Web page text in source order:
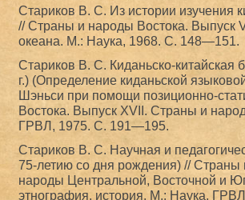
Стариков В. С. Из истории изучения
// Страны и народы Востока. Выпуск
океана. М.: Наука, 1968. С. 148—151.
Стариков В. С. Киданьско-китайская
г.) (Определение киданьской
Шэньси при помощи позиционно-
Востока. Выпуск XVII. Страны и
ГРВЛ, 1975. С. 191—195.
Стариков В. С. Научная и
75-летию со дня рождения) //
народы Центральной, Восточной и
этнография, история. М.: Наука,